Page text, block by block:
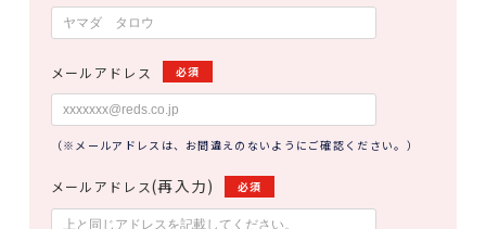
メールアドレス 必須
（※メールアドレスは、お間違えのないようにご確認ください。）
メールアドレス(再入力) 必須